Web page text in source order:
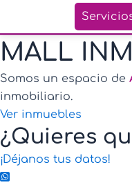
contenido
MALL
Somos un espacio de
inmobiliario.
Ver inmuebles
¿Quieres
¡Déjanos tus datos!